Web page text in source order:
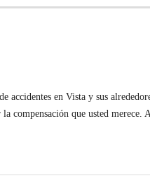
en Vista y sus
compensación que usted